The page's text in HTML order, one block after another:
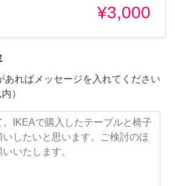
¥3,000
あればメッセージを入れてください
）